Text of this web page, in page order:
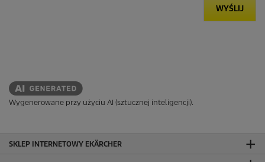
WYŚLIJ
Wygenerowane przy użyciu AI (sztucznej inteligencji).
SKLEP INTERNETOWY EKÄRCHER